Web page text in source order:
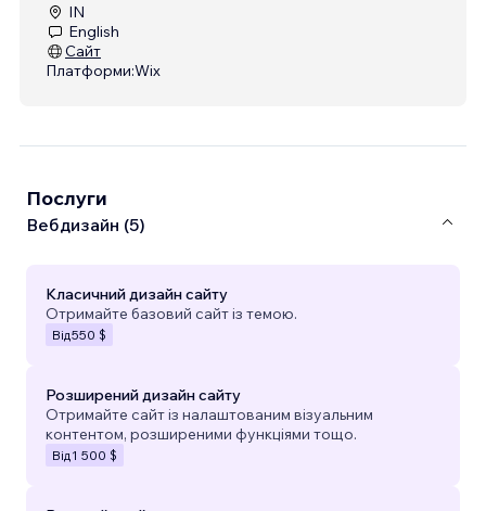
IN
English
Сайт
Платформи:Wix
Послуги
Вебдизайн (5)
Класичний дизайн сайту
Отримайте базовий сайт із темою.
Від550 $
Розширений дизайн сайту
Отримайте сайт із налаштованим візуальним
контентом, розширеними функціями тощо.
Від 1 500 $